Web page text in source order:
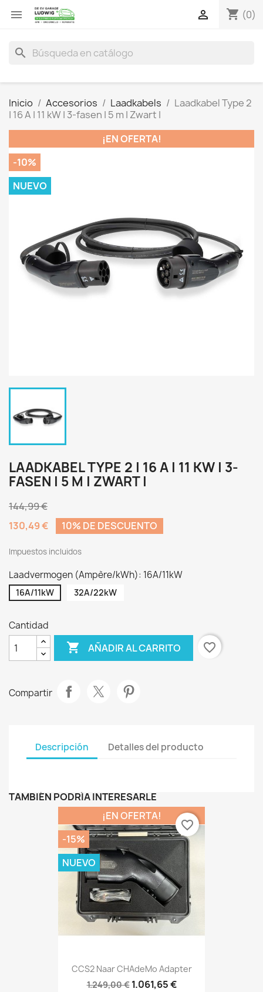
 shopping_cart (0)

search
Inicio Accesorios Laadkabels
Laadkabel Type 2
| 16 A | 11 kW | 3-fasen | 5 m | Zwart |
¡EN OFERTA!
-10%
NUEVO
LAADKABEL TYPE 2 | 16 A | 11 KW | 3-
FASEN | 5 M | ZWART |
144,99 €
130,49 €
10% DE DESCUENTO
Impuestos incluidos
Laadvermogen (Ampère/kWh): 16A/11kW
16A/11kW 32A/22kW
Cantidad
 AÑADIR AL CARRITO favorite_border
Compartir
Descripción Detalles del producto
TAMBIÉN PODRÍA INTERESARLE
CCS2 Naar CHAdeMo Adapter
1.249,00 € 1.061,65 €
¡EN OFERTA!
-15%
NUEVO
favorite_border